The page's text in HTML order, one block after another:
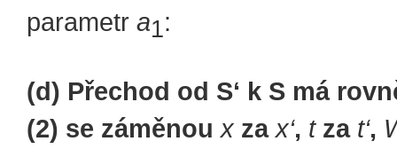
parametr a1:
(d) Přechod od S‘ k S má
(2) se záměnou x za x‘, tza t‘,